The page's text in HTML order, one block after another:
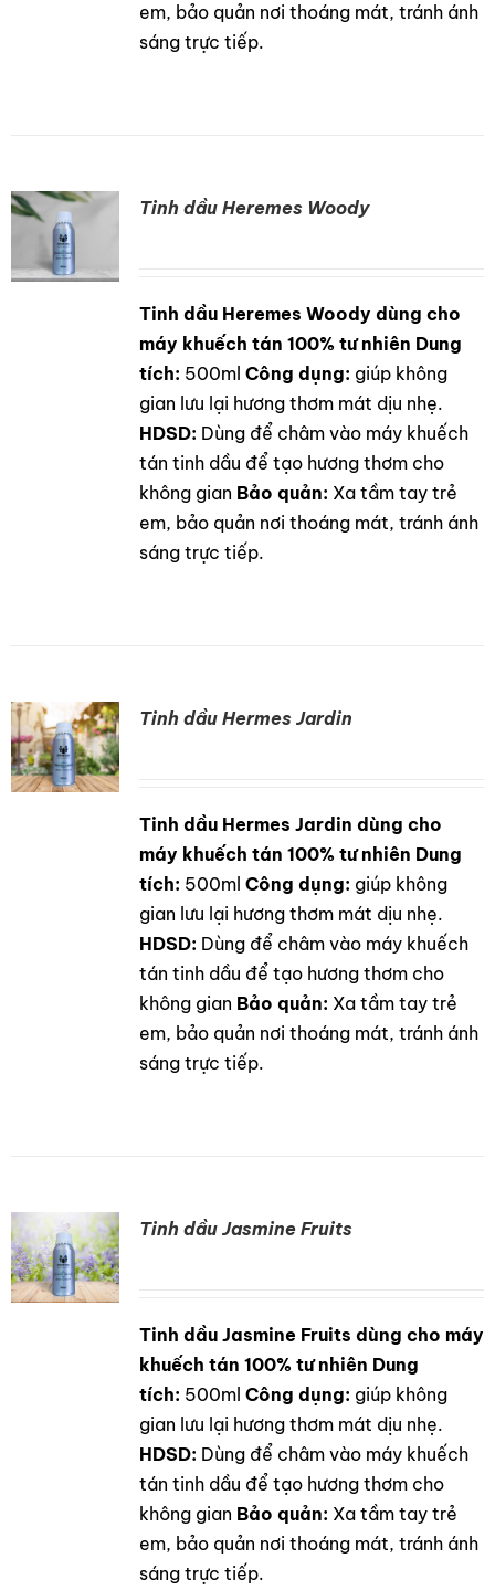
em, bảo quản nơi thoáng mát, tránh ánh
sáng trực tiếp.
Tinh dầu Heremes Woody
Tinh dầu Heremes Woody dùng cho
máy khuếch tán 100% tư nhiên Dung
tích: 500ml Công dụng: giúp không
gian lưu lại hương thơm mát dịu nhẹ.
HDSD: Dùng để châm vào máy khuếch
tán tinh dầu để tạo hương thơm cho
không gian Bảo quản: Xa tầm tay trẻ
em, bảo quản nơi thoáng mát, tránh ánh
sáng trực tiếp.
Tinh dầu Hermes Jardin
Tinh dầu Hermes Jardin dùng cho
máy khuếch tán 100% tư nhiên Dung
tích: 500ml Công dụng: giúp không
gian lưu lại hương thơm mát dịu nhẹ.
HDSD: Dùng để châm vào máy khuếch
tán tinh dầu để tạo hương thơm cho
không gian Bảo quản: Xa tầm tay trẻ
em, bảo quản nơi thoáng mát, tránh ánh
sáng trực tiếp.
Tinh dầu Jasmine Fruits
Tinh dầu Jasmine Fruits dùng cho máy
khuếch tán 100% tư nhiên Dung
tích: 500ml Công dụng: giúp không
gian lưu lại hương thơm mát dịu nhẹ.
HDSD: Dùng để châm vào máy khuếch
tán tinh dầu để tạo hương thơm cho
không gian Bảo quản: Xa tầm tay trẻ
em, bảo quản nơi thoáng mát, tránh ánh
sáng trực tiếp.